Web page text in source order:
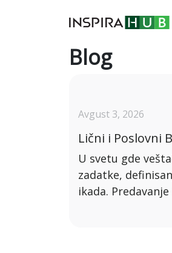
Blog
Avgust 3, 2026
Lični i Poslovni
U svetu gde
zadatke,
ikada.